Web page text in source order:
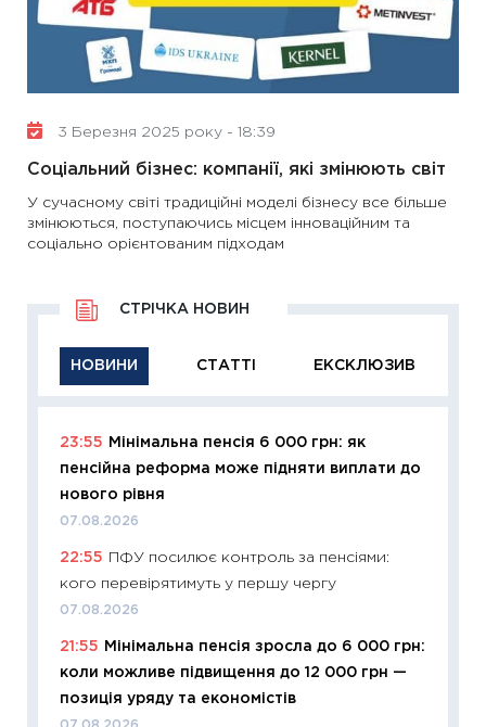
3 Березня 2025 року - 18:39
Соціальний бізнес: компанії, які змінюють світ
У сучасному світі традиційні моделі бізнесу все більше
змінюються, поступаючись місцем інноваційним та
соціально орієнтованим підходам
НОВИНИ СТАТТІ ЕКСКЛЮЗИВ
СТРІЧКА НОВИН
23:55
Мінімальна пенсія 6 000 грн: як
пенсійна реформа може підняти виплати до
нового рівня
07.08.2026
22:55
ПФУ посилює контроль за пенсіями:
кого перевірятимуть у першу чергу
07.08.2026
21:55
Мінімальна пенсія зросла до 6 000 грн:
коли можливе підвищення до 12 000 грн —
позиція уряду та економістів